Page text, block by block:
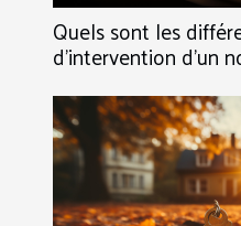
Quels sont les
d’intervention d’un